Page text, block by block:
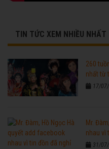
TIN TỨC XEM NHIỀU NHẤT
260
nhất từ
17/
Mr.
nhau vì
31/